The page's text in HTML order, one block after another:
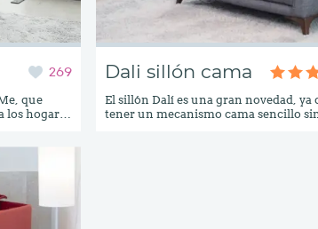
269
que
los hogares
el sillón
y
tapizado.
Dali sillón cama
El sillón Dalí es una gran novedad,
tener un mecanismo cama sencillo